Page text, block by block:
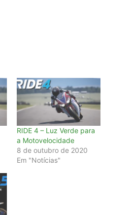
RIDE 4 – Luz Verde para
a Motovelocidade
8 de outubro de 2020
Em "Notícias"